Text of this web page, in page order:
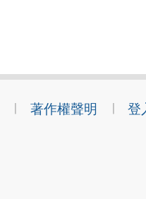
著作權聲明 登